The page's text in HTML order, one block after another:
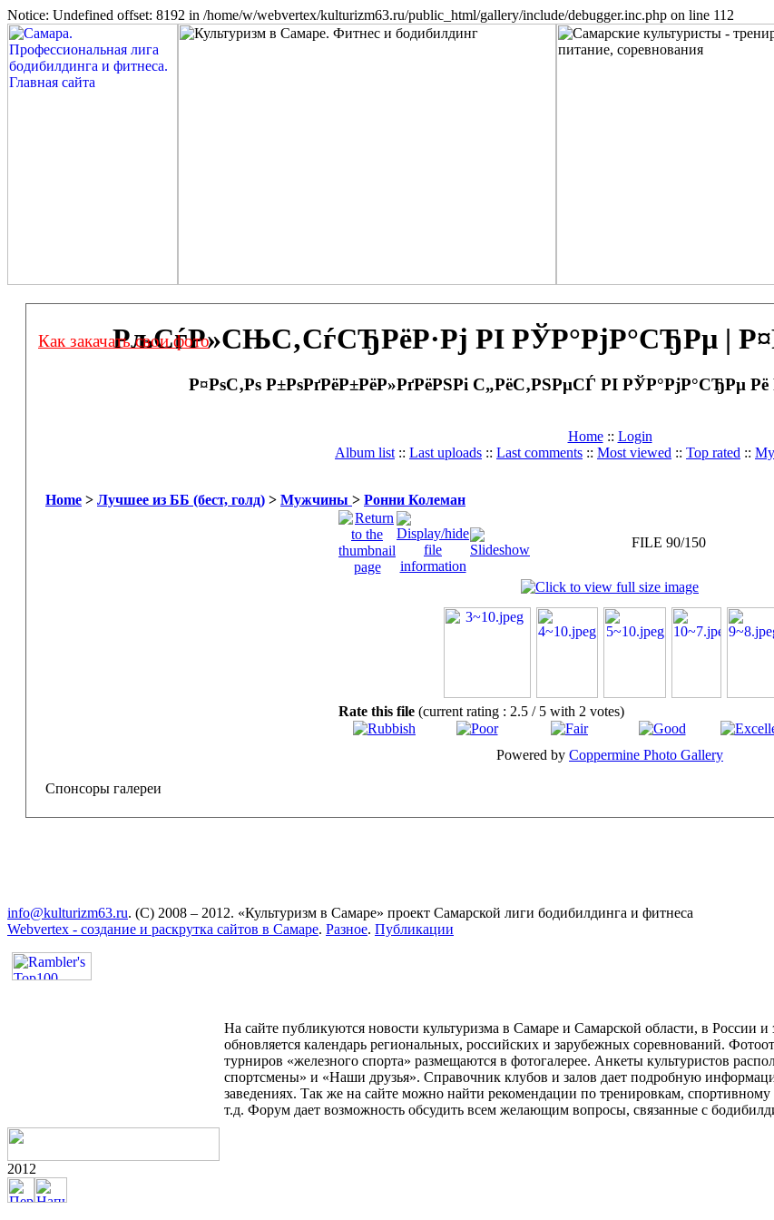
Notice: Undefined offset: 8192 in /home/w/webvertex/kulturizm63.ru/public_html/gallery/include/debugger.inc.php on line 112
РљСѓР»СЊС‚СѓСЂРёР·Рј РІ РЎР°РјР°СЂРµ |
Р¤РѕС‚Рѕ Р±РѕРґРёР±РёР»РґРёРЅРі С„РёС‚РЅРµСЃ РІ РЎР°РјР°СЂРµ
Home:: Login
Album list :: Last uploads :: Last comments :: Most viewed :: Top rated ::
Home > Лучшее из ББ (бест, голд) > Мужчины > Ронни Колеман
FILE 90/150
Rate this file (current rating : 2.5 / 5 with 2 votes)
Powered by Coppermine Photo Gallery
Спонсоры галереи
info@kulturizm63.ru. (C) 2008 – 2012. «Культуризм в Самаре» проект Самарской лиги бодибилдинга и фитнеса
Webvertex - создание и раскрутка сайтов в Самаре. Разное. Публикации
На сайте публикуются новости культуризма в Самаре и Самарской области, в России
обновляется календарь региональных, российских и зарубежных соревнований.
турниров «железного спорта» размещаются в фотогалерее. Анкеты культуристов
спортсмены» и «Наши друзья». Справочник клубов и залов дает подробную
заведениях. Так же на сайте можно найти рекомендации по тренировкам,
т.д. Форум дает возможность обсудить всем желающим вопросы, связанные с
2012
Как закачать свои фото